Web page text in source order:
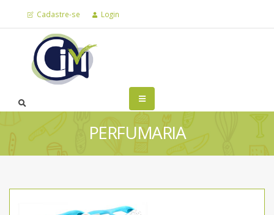
Cadastre-se Login
PERFUMARIA